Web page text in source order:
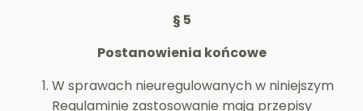
§ 5
Postanowienia końcowe
W sprawach nieuregulowanych w niniejszym
Regulaminie zastosowanie mają przepisy